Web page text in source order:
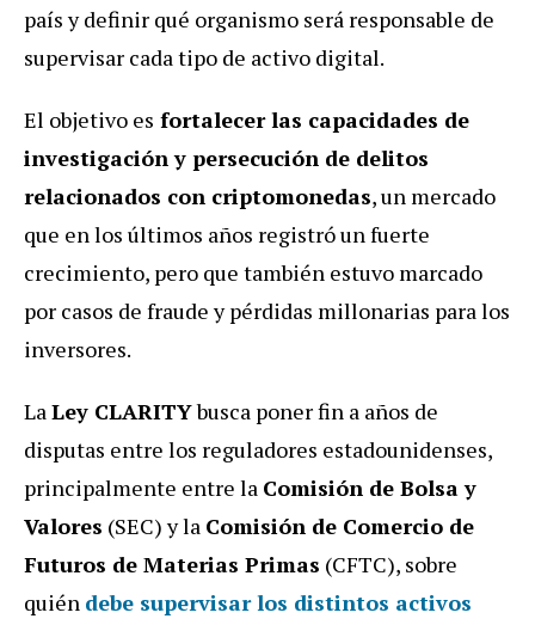
país y definir qué organismo será responsable de
supervisar cada tipo de activo digital.
El objetivo es fortalecer las capacidades de
investigación y persecución de delitos
relacionados con criptomonedas, un mercado
que en los últimos años registró un fuerte
crecimiento, pero que también estuvo marcado
por casos de fraude y pérdidas millonarias para los
inversores.
LaLey CLARITYbusca poner fin a años de
disputas entre los reguladores estadounidenses,
principalmente entre la Comisión de Bolsa y
Valores (SEC) y la Comisión de Comercio de
Futuros de Materias Primas (CFTC), sobre
quién debe supervisar los distintos activos